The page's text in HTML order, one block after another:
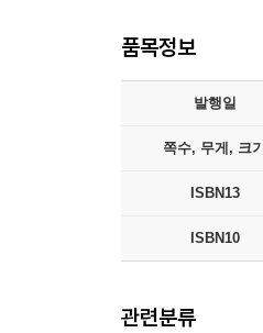
품목정보
발행일
쪽수, 무게, 크기
ISBN13
ISBN10
관련분류